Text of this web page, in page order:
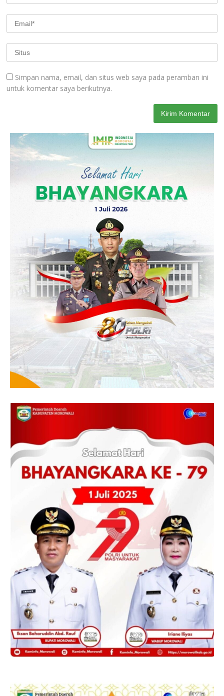
Simpan nama, email, dan situs web saya pada peramban ini
untuk komentar saya berikutnya.